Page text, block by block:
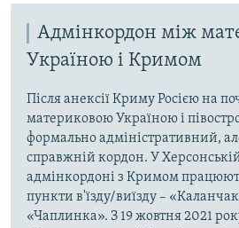
Адмінкордон між
Україною і Кримом
Після анексії Криму Росією на
материковою Україною і
формально адміністративний,
справжній кордон. У Херсонській
адмінкордоні з Кримом
пункти в'їзду/виїзду –
«Чаплинка». З 19 жовтня 2021